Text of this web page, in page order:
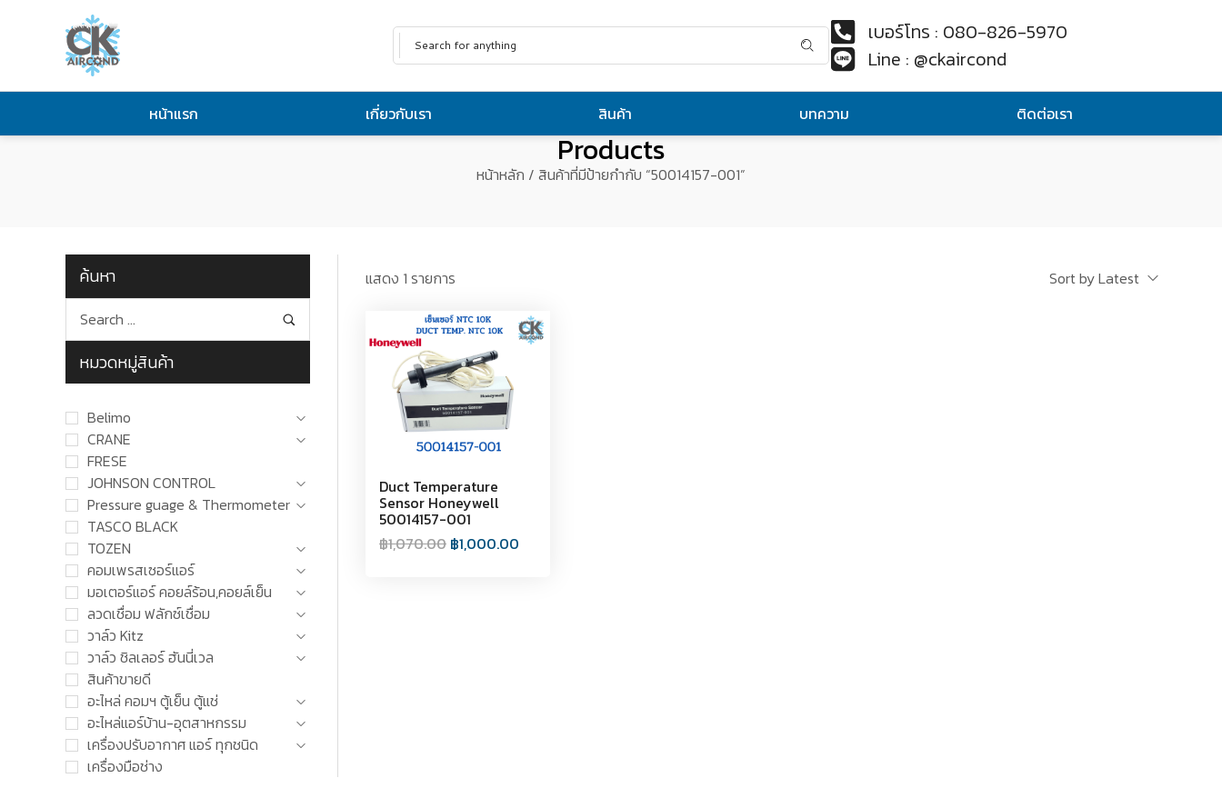
เบอร์โทร : 080-826-5970
Line : @ckaircond
หน้าแรก เกี่ยวกับเรา สินค้า บทความ ติดต่อเรา
Products
หน้าหลัก / สินค้าที่มีป้ายกำกับ “50014157-001”
ค้นหา
หมวดหมู่สินค้า
Belimo
CRANE
FRESE
JOHNSON CONTROL
Pressure guage & Thermometer
TASCO BLACK
TOZEN
คอมเพรสเซอร์แอร์
มอเตอร์แอร์ คอยล์ร้อน,คอยล์เย็น
ลวดเชื่อม ฟลักซ์เชื่อม
วาล์ว Kitz
วาล์ว ชิลเลอร์ ฮันนี่เวล
สินค้าขายดี
อะไหล่ คอมฯ ตู้เย็น ตู้แช่
อะไหล่แอร์บ้าน-อุตสาหกรรม
เครื่องปรับอากาศ แอร์ ทุกชนิด
เครื่องมือช่าง
แสดง 1 รายการ Sort by Latest
Duct Temperature
Sensor Honeywell
50014157-001
฿1,070.00 ฿1,000.00